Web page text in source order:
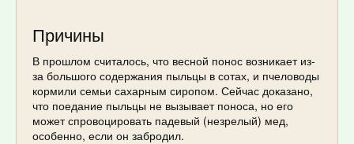
Причины
В прошлом считалось, что весной понос возникает из-
за большого содержания пыльцы в сотах, и пчеловоды
кормили семьи сахарным сиропом. Сейчас доказано,
что поедание пыльцы не вызывает поноса, но его
может спровоцировать падевый (незрелый) мед,
особенно, если он забродил.